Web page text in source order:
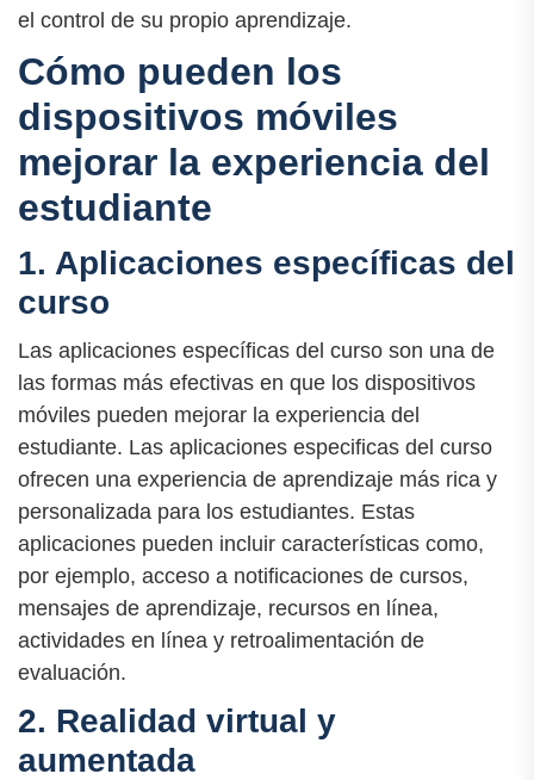
el control de su propio aprendizaje.
Cómo pueden los
dispositivos móviles
mejorar la experiencia del
estudiante
1. Aplicaciones específicas del
curso
Las aplicaciones específicas del curso son una de
las formas más efectivas en que los dispositivos
móviles pueden mejorar la experiencia del
estudiante. Las aplicaciones especificas del curso
ofrecen una experiencia de aprendizaje más rica y
personalizada para los estudiantes. Estas
aplicaciones pueden incluir características como,
por ejemplo, acceso a notificaciones de cursos,
mensajes de aprendizaje, recursos en línea,
actividades en línea y retroalimentación de
evaluación.
2. Realidad virtual y
aumentada